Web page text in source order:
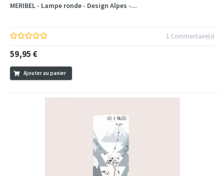
MERIBEL - Lampe ronde - Design Alpes -...
1 Commentaire(s)
59,95 €
Ajouter au panier